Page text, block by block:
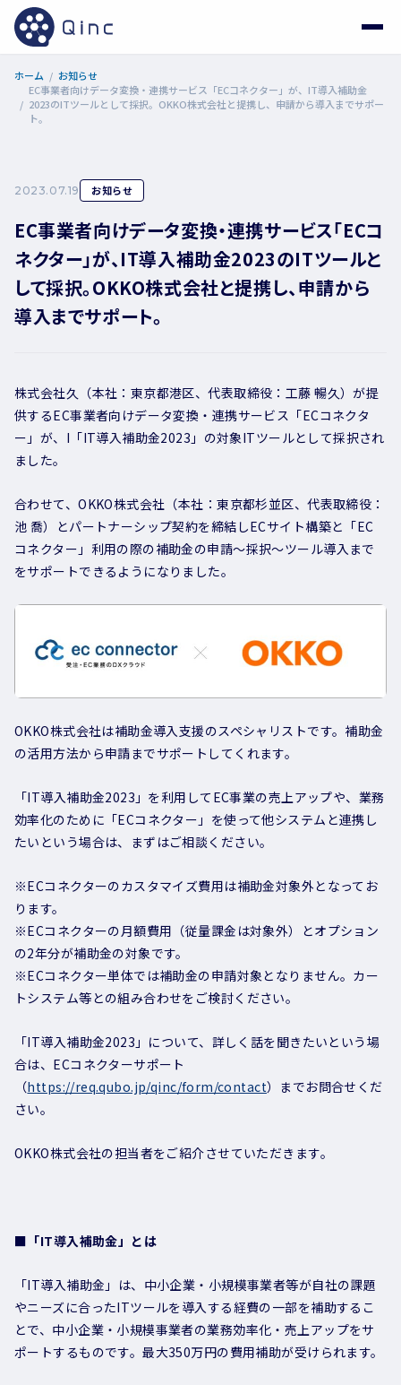
ホーム
お知らせ
EC事業者向けデータ変換・連携サービス「ECコネクター」が、IT導入補助金
2023のITツールとして採択。OKKO株式会社と提携し、申請から導入までサポー
ト。
2023.07.19 お知らせ
EC事業者向けデータ変換・連携サービス「ECコ
ネクター」が、IT導入補助金2023のITツールと
して採択。OKKO株式会社と提携し、申請から
導入までサポート。
株式会社久（本社：東京都港区、代表取締役：工藤 暢久）が提
供するEC事業者向けデータ変換・連携サービス「ECコネクタ
ー」が、I「IT導入補助金2023」の対象ITツールとして採択され
ました。
合わせて、OKKO株式会社（本社：東京都杉並区、代表取締役：
池 喬）とパートナーシップ契約を締結しECサイト構築と「EC
コネクター」利用の際の補助金の申請～採択～ツール導入まで
をサポートできるようになりました。
OKKO株式会社は補助金導入支援のスペシャリストです。 補助金
の活用方法から申請までサポートしてくれます。
「IT導入補助金2023」を利用してEC事業の売上アップや、業務
効率化のために「ECコネクター」を使って他システムと連携し
たいという場合は、まずはご相談ください。
※ECコネクターのカスタマイズ費用は補助金対象外となってお
ります。
※ECコネクターの月額費用（従量課金は対象外）とオプション
の2年分が補助金の対象です。
※ECコネクター単体では補助金の申請対象となりません。カー
トシステム等との組み合わせをご検討ください。
「IT導入補助金2023」について、詳しく話を聞きたいという場
合は、ECコネクターサポート
（https://req.qubo.jp/qinc/form/contact）までお問合せくだ
さい。
OKKO株式会社の担当者をご紹介させていただきます。
■「IT導入補助金」とは
「IT導入補助金」は、中小企業・小規模事業者等が自社の課題
やニーズに合ったITツールを導入する経費の一部を補助するこ
とで、中小企業・小規模事業者の業務効率化・売上アップをサ
ポートするものです。最大350万円の費用補助が受けられます。